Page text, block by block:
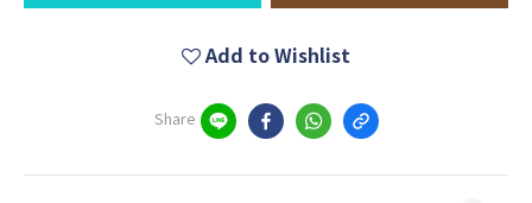
Add to Wishlist
Share